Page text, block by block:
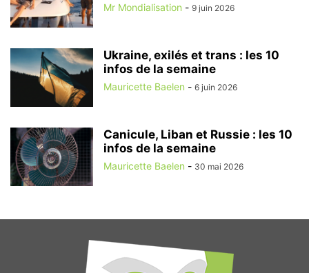
Mr Mondialisation - 9 juin 2026
Ukraine, exilés et trans : les 10
infos de la semaine
Mauricette Baelen - 6 juin 2026
Canicule, Liban et Russie : les 10
infos de la semaine
Mauricette Baelen - 30 mai 2026